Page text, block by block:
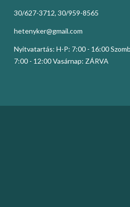
30/627-3712, 30/959-8565
hetenyker@gmail.com
Nyitvatartás: H-P: 7:00 - 16:00
7:00 - 12:00 Vasárnap: ZÁRVA